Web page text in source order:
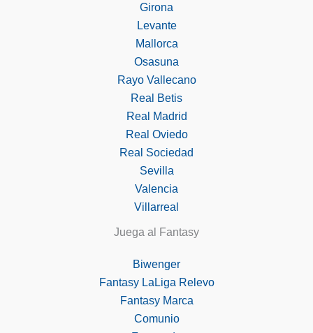
Girona
Levante
Mallorca
Osasuna
Rayo Vallecano
Real Betis
Real Madrid
Real Oviedo
Real Sociedad
Sevilla
Valencia
Villarreal
Juega al Fantasy
Biwenger
Fantasy LaLiga Relevo
Fantasy Marca
Comunio